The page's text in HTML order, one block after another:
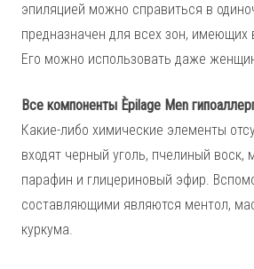
эпиляцией можно справиться в
предназначен для всех зон, имеющих
Его можно использовать даже
Все компоненты Èpilage Men
Какие-либо химические элементы
входят черный уголь, пчелиный воск,
парафин и глицериновый эфир.
составляющими являются ментол,
куркума.